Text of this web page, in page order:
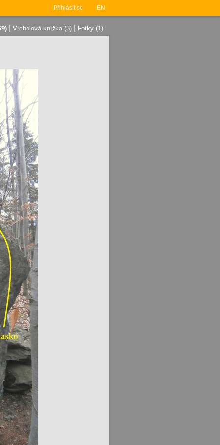
Přihlásit se EN
Vrcholová knížka (3) Fotky (1)